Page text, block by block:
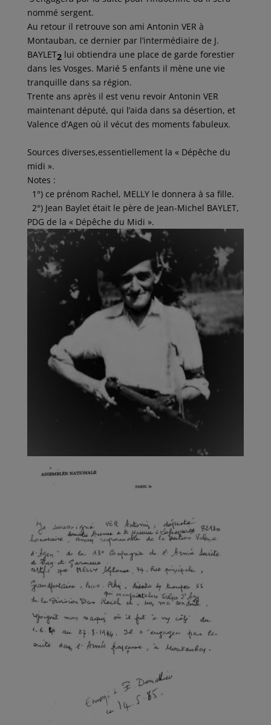
nommé sergent.
Au retour il retrouve son ami Antonin VER à
Montauban, ce dernier par l’intermédiaire de J.
BAYLET2lui obtiendra une place de garde forestier
dans les Vosges. Marié 5 enfants il mène une vie
tranquille dans sa région.
Trente ans après il est venu revoir Antonin VER
maintenant député, qui l’aida dans sa désertion, et
Valence d’Agen où il vécut des moments fabuleux.
Sources diverses,essentiellement la « Dépêche du
midi ».
Notes :
1°) ce prénom Rachel, MELLY le donnera à sa fille.
2°) Jean Baylet était le père de Jean-Michel BAYLET,
PDG de la « Dépêche du Midi ».